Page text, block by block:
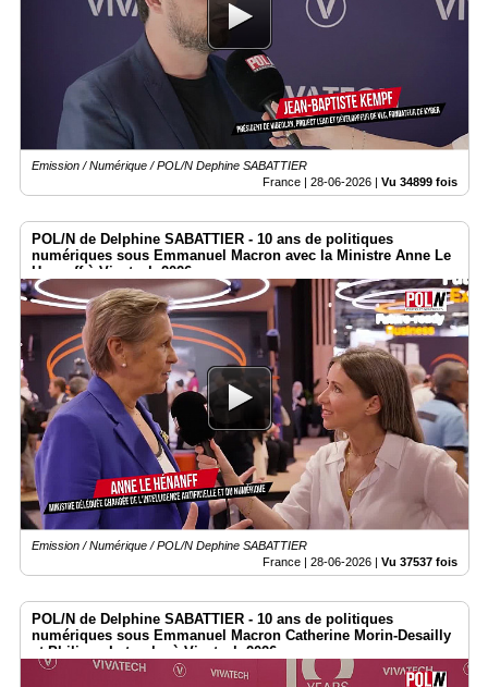
Emission / Numérique / POL/N Dephine SABATTIER
France | 28-06-2026 | Vu 34899 fois
POL/N de Delphine SABATTIER - 10 ans de politiques
numériques sous Emmanuel Macron avec la Ministre Anne Le
Henanff à Vivatech 2026
Emission / Numérique / POL/N Dephine SABATTIER
France | 28-06-2026 | Vu 37537 fois
POL/N de Delphine SABATTIER - 10 ans de politiques
numériques sous Emmanuel Macron Catherine Morin-Desailly
et Philippe Latombe à Vivatech 2026